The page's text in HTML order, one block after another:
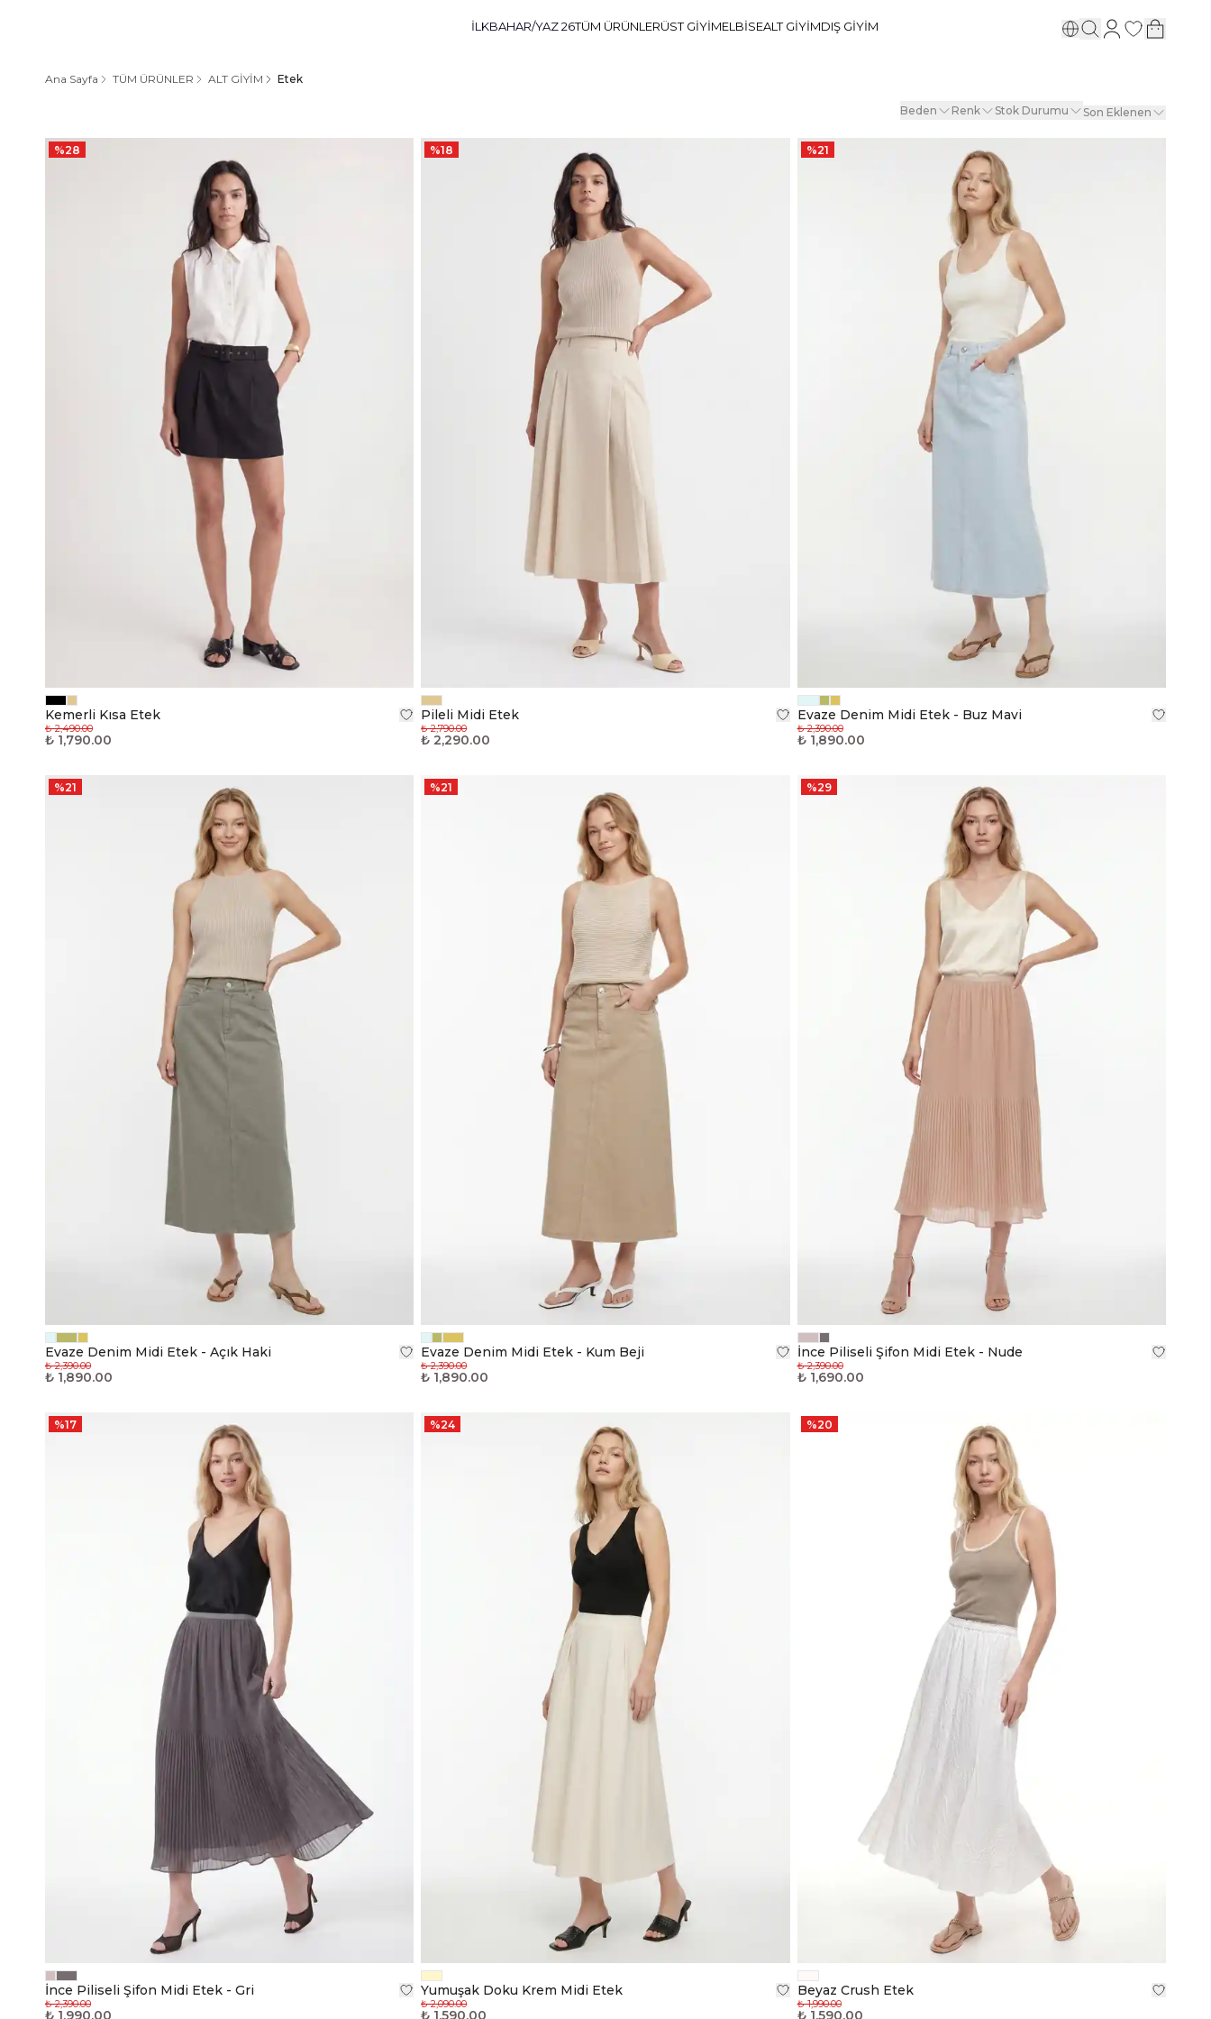
İLKBAHAR/YAZ 26TÜM ÜRÜNLERÜST GİYİMELBİSEALT GİYİMDIŞ GİYİM
Ana Sayfa TÜM ÜRÜNLER ALT GİYİM Etek
Beden Renk Stok Durumu Son Eklenen
%28
Kemerli Kısa Etek
₺ 2,490.00
₺ 1,790.00
%18
Pileli Midi Etek
₺ 2,790.00
₺ 2,290.00
%21
Evaze Denim Midi Etek - Buz Mavi
₺ 2,390.00
₺ 1,890.00
%21
Evaze Denim Midi Etek - Açık Haki
₺ 2,390.00
₺ 1,890.00
%21
Evaze Denim Midi Etek - Kum Beji
₺ 2,390.00
₺ 1,890.00
%29
İnce Piliseli Şifon Midi Etek - Nude
₺ 2,390.00
₺ 1,690.00
%17
İnce Piliseli Şifon Midi Etek - Gri
₺ 2,390.00
₺ 1,990.00
%24
Yumuşak Doku Krem Midi Etek
₺ 2,090.00
₺ 1,590.00
%20
Beyaz Crush Etek
₺ 1,990.00
₺ 1,590.00